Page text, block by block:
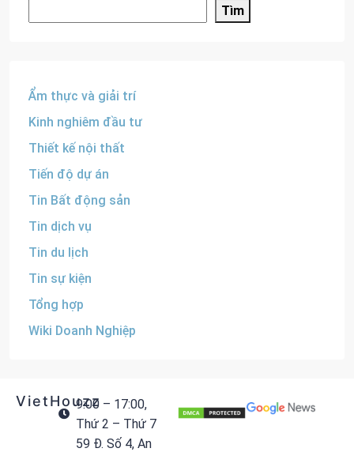
Tìm
Ẩm thực và giải trí
Kinh nghiêm đầu tư
Thiết kế nội thất
Tiến độ dự án
Tin Bất động sản
Tin dịch vụ
Tin du lịch
Tin sự kiện
Tổng hợp
Wiki Doanh Nghiệp
VietHouzz9:00 – 17:00,
Thứ 2 – Thứ 7
59 Đ. Số 4, An